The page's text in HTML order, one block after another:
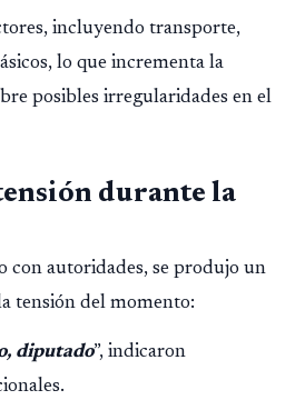
incluyendo transporte,
lo que incrementa la
posibles irregularidades en el
durante la
con autoridades, se produjo un
tensión del momento:
diputado”, indicaron